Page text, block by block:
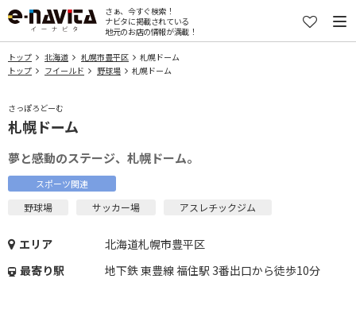
さぁ、今すぐ検索！
ナビタに掲載されている
地元のお店の情報が満載！
トップ 北海道 札幌市豊平区
札幌ドーム
トップ
フイールド 野球場 札幌ドーム
さっぽろどーむ
札幌ドーム
夢と感動のステージ、札幌ドーム。
スポーツ関連
野球場 サッカー場 アスレチックジム
エリア
北海道札幌市豊平区
最寄り駅
地下鉄 東豊線 福住駅 3番出口から徒歩10分